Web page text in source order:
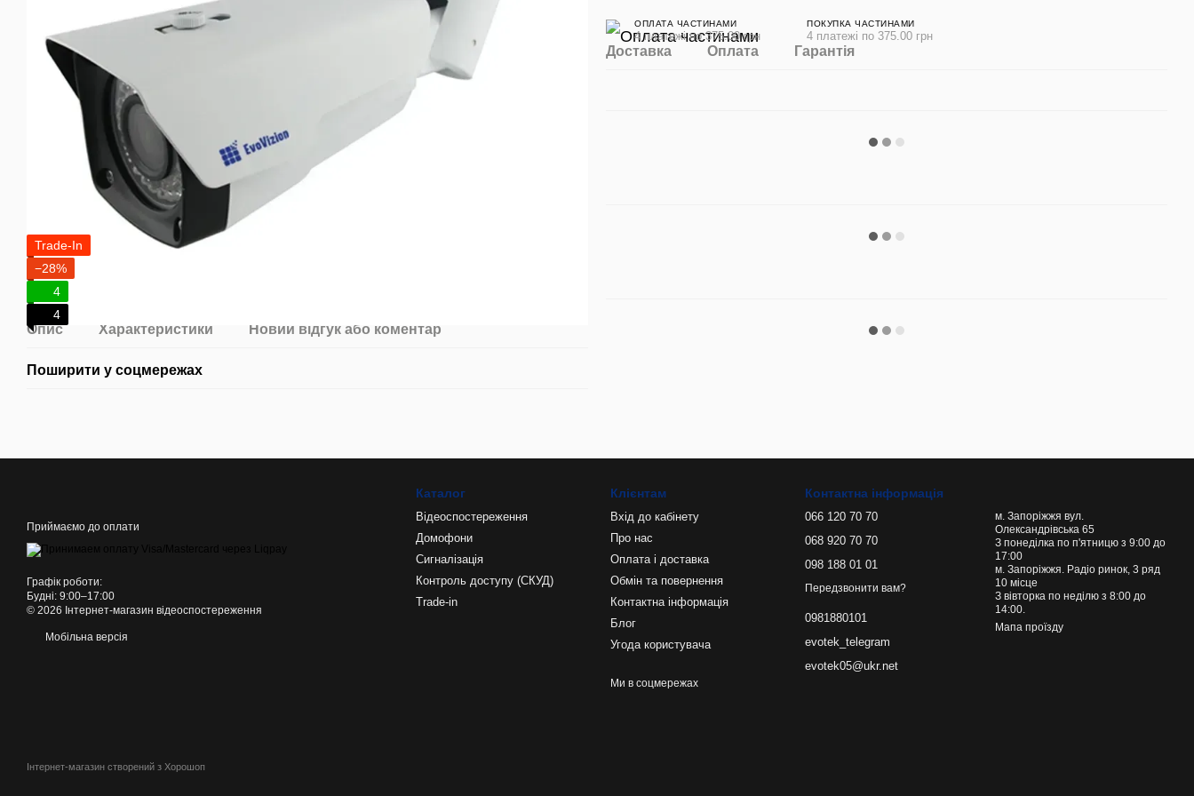
Trade-In
−28%
4
4
Опис Характеристики Новий відгук або коментар
Поширити у соцмережах
ОПЛАТА ЧАСТИНАМИ
4 платежі по 375.00 грн
ПОКУПКА ЧАСТИНАМИ
4 платежі по 375.00 грн
Доставка Оплата Гарантія
Приймаємо до оплати
Графік роботи:
Будні: 9:00–17:00
© 2026 Інтернет-магазин відеоспостереження
Мобільна версія
Інтернет-магазин створений з Хорошоп
Каталог
Відеоспостереження
Домофони
Сигналізація
Контроль доступу (СКУД)
Trade-in
Клієнтам
Вхід до кабінету
Про нас
Оплата і доставка
Обмін та повернення
Контактна інформація
Блог
Угода користувача
Ми в соцмережах
Контактна інформація
066 120 70 70
068 920 70 70
098 188 01 01
Передзвонити вам?
0981880101
evotek_telegram
evotek05@ukr.net
м. Запоріжжя вул.
Олександрівська 65
З понеділка по п'ятницю з 9:00 до
17:00
м. Запоріжжя. Радіо ринок, 3 ряд
10 місце
З вівторка по неділю з 8:00 до
14:00.
Мапа проїзду